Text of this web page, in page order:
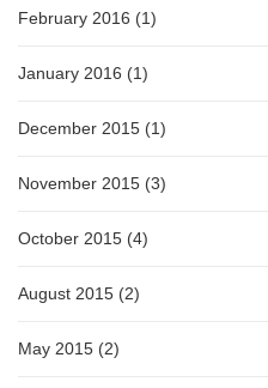
February 2016 (1)
January 2016 (1)
December 2015 (1)
November 2015 (3)
October 2015 (4)
August 2015 (2)
May 2015 (2)